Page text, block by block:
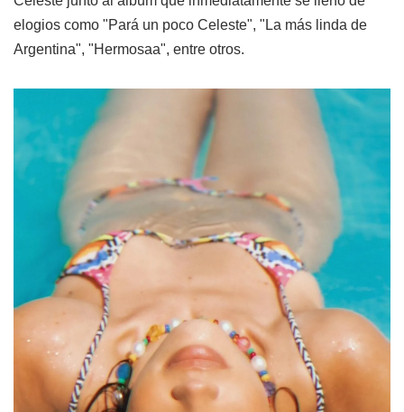
elogios como "Pará un poco Celeste", "La más linda de
Argentina", "Hermosaa", entre otros.